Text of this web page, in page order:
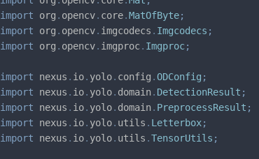
import
org . opencv. core.MatOfByte;
import
org . opencv. imgcodecs . Imgcodecs ;
import
org . opencv. imgproc. Imgproc;
import nexus . io. yolo. config .ODConfig ;
import
nexus . io. yolo. domain. DetectionResult ;
import
nexus . io. yolo. domain. PreprocessResult ;
import
nexus . io. yolo. utils . Letterbox;
import
nexus . io. yolo. utils .TensorUtils ;